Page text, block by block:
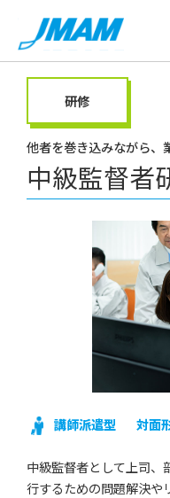
研修
他者を巻き込みながら、
中級監督者
講師派遣型 対面
中級監督者として上司、
行するための問題解決や